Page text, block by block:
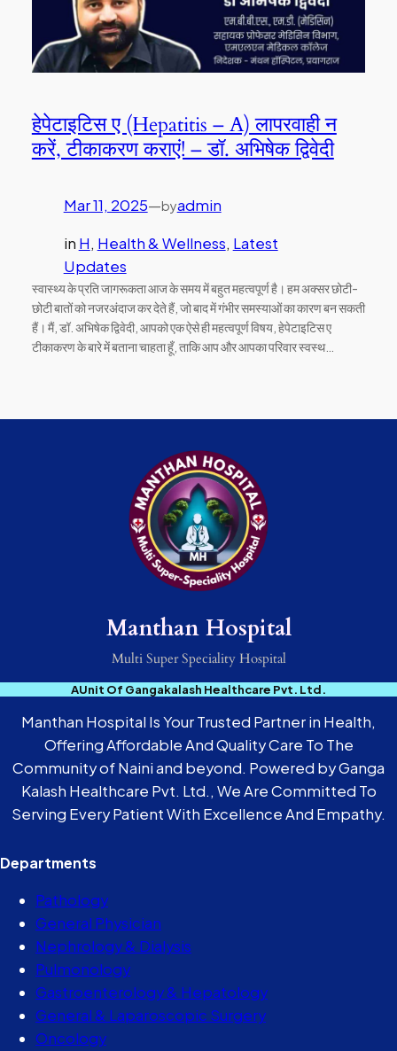
हेपेटाइटिस ए (Hepatitis – A) लापरवाही न
करें, टीकाकरण कराएं! – डॉ. अभिषेक द्विवेदी
Mar 11, 2025—byadmin
in H, Health & Wellness, Latest
Updates
स्वास्थ्य के प्रति जागरूकता आज के समय में बहुत महत्वपूर्ण है। हम अक्सर छोटी-
छोटी बातों को नजरअंदाज कर देते हैं, जो बाद में गंभीर समस्याओं का कारण बन सकती
हैं। मैं, डॉ. अभिषेक द्विवेदी, आपको एक ऐसे ही महत्वपूर्ण विषय, हेपेटाइटिस ए
टीकाकरण के बारे में बताना चाहता हूँ, ताकि आप और आपका परिवार स्वस्थ…
Manthan Hospital
Multi Super Speciality Hospital
AUnit Of Gangakalash Healthcare Pvt. Ltd.
Manthan Hospital Is Your Trusted Partner in Health,
Offering Affordable And Quality Care To The
Community of Naini and beyond. Powered by Ganga
Kalash Healthcare Pvt. Ltd., We Are Committed To
Serving Every Patient With Excellence And Empathy.
Departments
Pathology
General Physician
Nephrology & Dialysis
Pulmonology
Gastroenterology & Hepatology
General & Laparoscopic Surgery
Oncology